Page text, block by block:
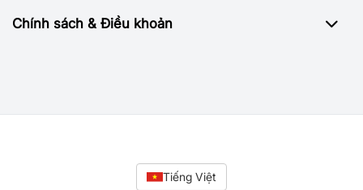
Chính sách & Điều khoản
Tiếng Việt